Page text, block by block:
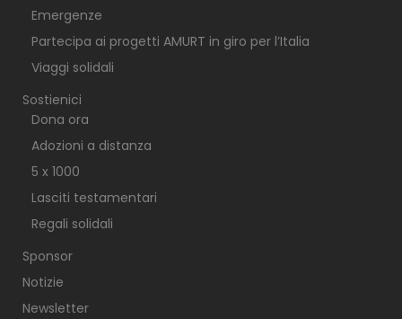
Emergenze
Partecipa ai progetti AMURT in giro per l’Italia
Viaggi solidali
Sostienici
Dona ora
Adozioni a distanza
5 x 1000
Lasciti testamentari
Regali solidali
Sponsor
Notizie
Newsletter